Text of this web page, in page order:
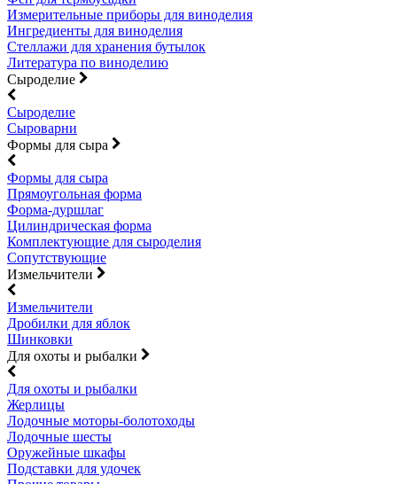
Измерительные приборы для виноделия
Ингредиенты для виноделия
Стеллажи для хранения бутылок
Литература по виноделию
Сыроделие
Сыроделие
Сыроварни
Формы для сыра
Формы для сыра
Прямоугольная форма
Форма-дуршлаг
Цилиндрическая форма
Комплектующие для сыроделия
Сопутствующие
Измельчители
Измельчители
Дробилки для яблок
Шинковки
Для охоты и рыбалки
Для охоты и рыбалки
Жерлицы
Лодочные моторы-болотоходы
Лодочные шесты
Оружейные шкафы
Подставки для удочек